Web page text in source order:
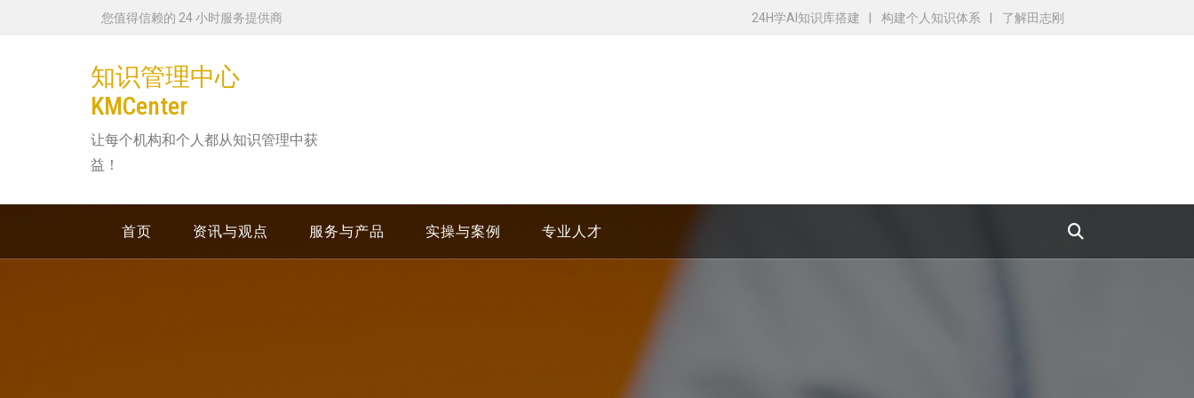
您值得信赖的 24 小时服务提供商 24H学AI知识库搭建 构建个人知识体系 了解田志刚
知识管理中心
KMCenter
让每个机构和个人都从知识管理中获
益！
首页 资讯与观点 服务与产品 实操与案例 专业人才